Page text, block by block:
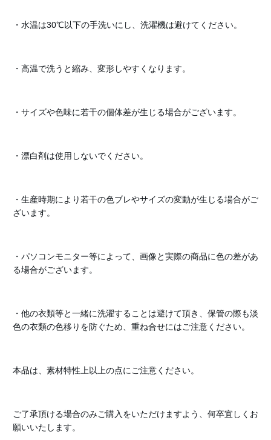
・水温は30℃以下の手洗いにし、洗濯機は避けてください。
・高温で洗うと縮み、変形しやすくなります。
・サイズや色味に若干の個体差が生じる場合がございます。
・漂白剤は使用しないでください。
・生産時期により若干の色ブレやサイズの変動が生じる場合がご
ざいます。
・パソコンモニター等によって、画像と実際の商品に色の差があ
る場合がございます。
・他の衣類等と一緒に洗濯することは避けて頂き、保管の際も淡
色の衣類の色移りを防ぐため、重ね合せにはご注意ください。
本品は、素材特性上以上の点にご注意ください。
ご了承頂ける場合のみご購入をいただけますよう、何卒宜しくお
願いいたします。